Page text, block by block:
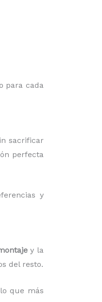
para cada
sacrificar
perfecta
y
y la
del resto.
que más